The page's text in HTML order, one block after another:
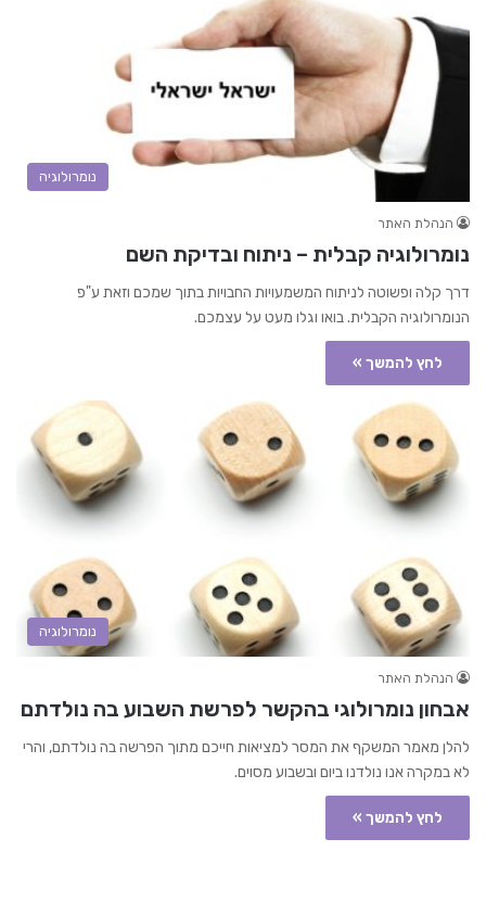
נומרולוגיה
הנהלת האתר
נומרולוגיה קבלית – ניתוח ובדיקת השם
דרך קלה ופשוטה לניתוח המשמעויות החבויות בתוך שמכם וזאת ע"פ
הנומרולוגיה הקבלית. בואו וגלו מעט על עצמכם.
לחץ להמשך »
נומרולוגיה
הנהלת האתר
אבחון נומרולוגי בהקשר לפרשת השבוע בה נולדתם
להלן מאמר המשקף את המסר למציאות חייכם מתוך הפרשה בה נולדתם, והרי
לא במקרה אנו נולדנו ביום ובשבוע מסוים.
לחץ להמשך »